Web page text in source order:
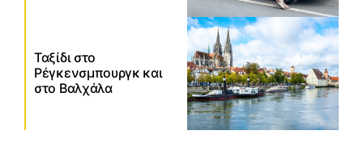
Ταξίδι στο
Ρέγκενσμπουργκ και
στο Βαλχάλα